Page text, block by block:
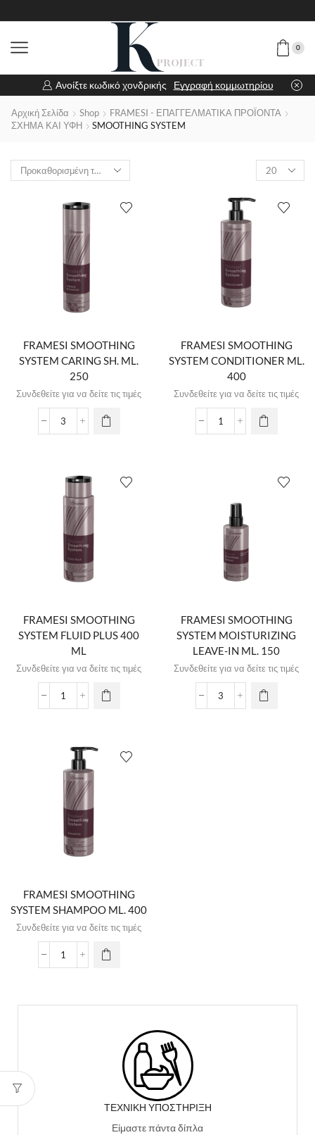
0
Ανοίξτε κωδικό χονδρικής Εγγραφή κομμωτηρίου
Αρχική Σελίδα Shop
FRAMESI - ΕΠΑΓΓΕΛΜΑΤΙΚΑ ΠΡΟΪΟΝΤΑ
ΣΧΗΜΑ ΚΑΙ ΥΦΗ
SMOOTHING SYSTEM
FRAMESI SMOOTHING
SYSTEM CARING SH. ML.
250
Συνδεθείτε για να δείτε τις τιμές
FRAMESI SMOOTHING
SYSTEM CONDITIONER ML.
400
Συνδεθείτε για να δείτε τις τιμές
FRAMESI SMOOTHING
SYSTEM FLUID PLUS 400
ML
Συνδεθείτε για να δείτε τις τιμές
FRAMESI SMOOTHING
SYSTEM MOISTURIZING
LEAVE-IN ML. 150
Συνδεθείτε για να δείτε τις τιμές
FRAMESI SMOOTHING
SYSTEM SHAMPOO ML. 400
Συνδεθείτε για να δείτε τις τιμές
ΤΕΧΝΙΚΉ ΥΠΟΣΤΉΡΙΞΗ
Είμαστε πάντα δίπλα